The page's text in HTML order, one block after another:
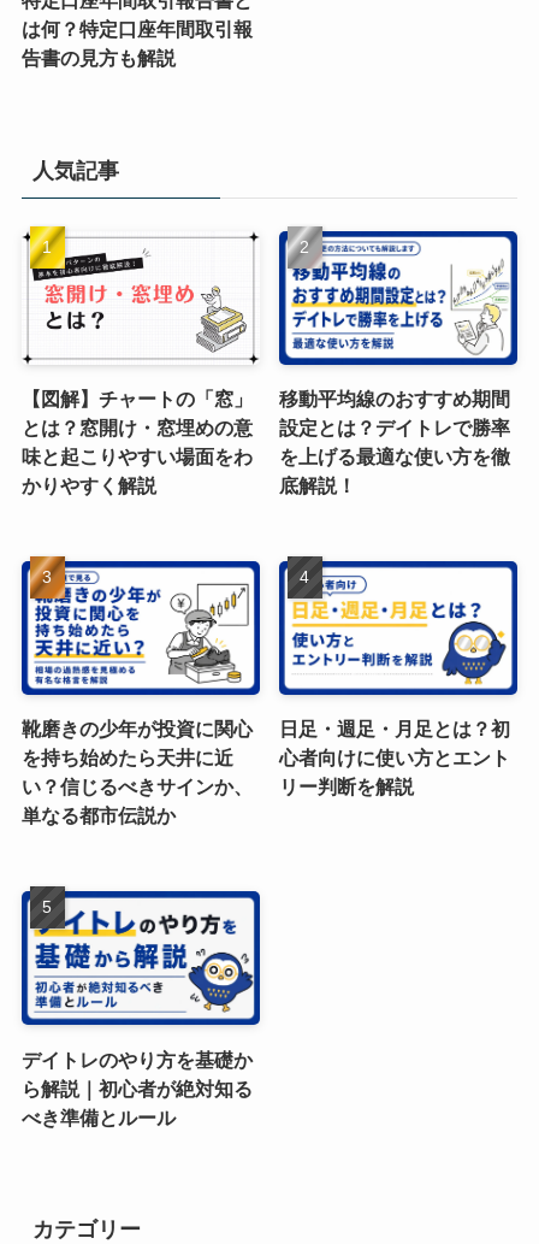
は何？特定口座年間取引報
告書の見方も解説
人気記事
【図解】チャートの「窓」
とは？窓開け・窓埋めの意
味と起こりやすい場面をわ
かりやすく解説
移動平均線のおすすめ期間
設定とは？デイトレで勝率
を上げる最適な使い方を徹
底解説！
靴磨きの少年が投資に関心
を持ち始めたら天井に近
い？信じるべきサインか、
単なる都市伝説か
日足・週足・月足とは？初
心者向けに使い方とエント
リー判断を解説
デイトレのやり方を基礎か
ら解説｜初心者が絶対知る
べき準備とルール
カテゴリー